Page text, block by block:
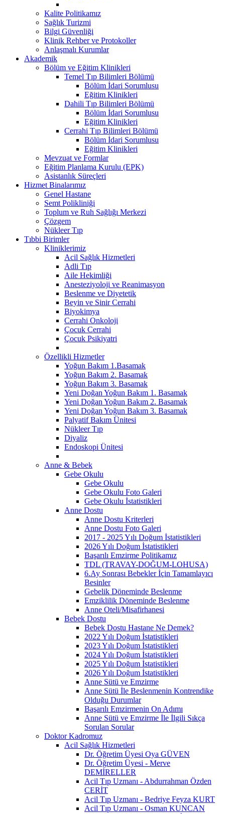
Kalite Politikamız
Sağlık Turizmi
Bilgi Güvenliği
Klinik Rehber ve Protokoller
Anlaşmalı Kurumlar
Akademik
Bölüm ve Eğitim Klinikleri
Temel Tıp Bilimleri Bölümü
Bölüm İdari Sorumlusu
Eğitim Klinikleri
Dahili Tıp Bilimleri Bölümü
Bölüm İdari Sorumlusu
Eğitim Klinikleri
Cerrahi Tıp Bilimleri Bölümü
Bölüm İdari Sorumlusu
Eğitim Klinikleri
Mevzuat ve Formlar
Eğitim Planlama Kurulu (EPK)
Asistanlık Süreçleri
Hizmet Binalarımız
Genel Hastane
Semt Polikliniği
Toplum ve Ruh Sağlığı Merkezi
Çözgem
Nükleer Tıp
Tıbbi Birimler
Kliniklerimiz
Acil Sağlık Hizmetleri
Adli Tıp
Aile Hekimliği
Anesteziyoloji ve Reanimasyon
Beslenme ve Diyetetik
Beyin ve Sinir Cerrahi
Biyokimya
Cerrahi Onkoloji
Çocuk Cerrahi
Çocuk Psikiyatri
Özellikli Hizmetler
Yoğun Bakım 1.Basamak
Yoğun Bakım 2. Basamak
Yoğun Bakım 3. Basamak
Yeni Doğan Yoğun Bakım 1. Basamak
Yeni Doğan Yoğun Bakım 2. Basamak
Yeni Doğan Yoğun Bakım 3. Basamak
Palyatif Bakım Ünitesi
Nükleer Tıp
Diyaliz
Endoskopi Ünitesi
Anne & Bebek
Gebe Okulu
Gebe Okulu
Gebe Okulu Foto Galeri
Gebe Okulu İstatistikleri
Anne Dostu
Anne Dostu Kriterleri
Anne Dostu Foto Galeri
2017 - 2025 Yılı Doğum İstatistikleri
2026 Yılı Doğum İstatistikleri
Başarılı Emzirme Politikamız
TDL (TRAVAY-DOĞUM-LOHUSA)
6.Ay Sonrası Bebekler İçin Tamamlayıcı
Besinler
Gebelik Döneminde Beslenme
Emziklilik Döneminde Beslenme
Anne Oteli/Misafirhanesi
Bebek Dostu
Bebek Dostu Hastane Ne Demek?
2022 Yılı Doğum İstatistikleri
2023 Yılı Doğum İstatistikleri
2024 Yılı Doğum İstatistikleri
2025 Yılı Doğum İstatistikleri
2026 Yılı Doğum İstatistikleri
Anne Sütü ve Emzirme
Anne Sütü İle Beslenmenin Kontrendike
Olduğu Durumlar
Başarılı Emzirmenin On Adımı
Anne Sütü ve Emzirme İle İlgili Sıkça
Sorulan Sorular
Doktor Kadromuz
Acil Sağlık Hizmetleri
Dr. Öğretim Üyesi Oya GÜVEN
Dr. Öğretim Üyesi - Merve
DEMİRELLER
Acil Tıp Uzmanı - Abdurrahman Özden
CERİT
Acil Tıp Uzmanı - Bedriye Feyza KURT
Acil Tıp Uzmanı - Osman KUNCAN